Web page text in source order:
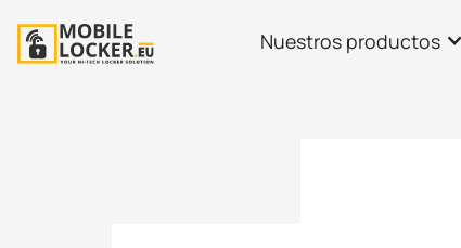
Nuestros productos